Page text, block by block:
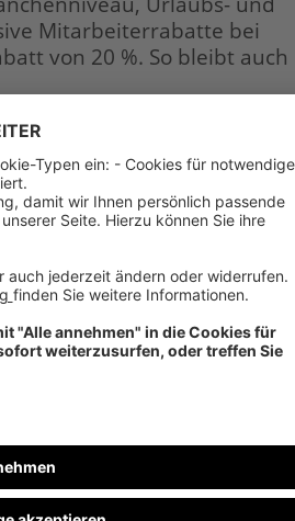
Mitarbeiterrabatte bei
von 20 %. So bleibt auch
etwas bewegen! Wir
zu beschreiten.
w/d):
sowie im Verkauf von
Kollegen verlassen